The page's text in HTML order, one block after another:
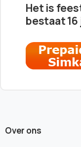
Het is
bestaat 16
Over ons